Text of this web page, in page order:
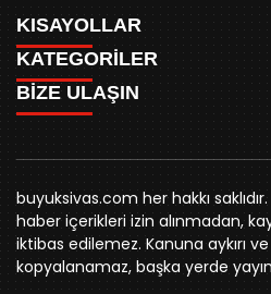
KISAYOLLAR
ANASAYFA
AKSU CANLI
MEYDAN CANLI
MEDRESELER CANLI
MERAKÜM CANLI
YUKARI TEKKE CANLI
KURUMSAL KİMLİK
REKLAM FİYATLARI
BİZE ULAŞIN
KÜNYE
KATEGORİLER
WHATSAPP
SPOR
SİYASET
BELEDİYE
SİVAS VALİLİĞİ
ÜNİVERSİTE
KURUMLAR
STK
BİZE ULAŞIN
0346 221 00 60
buyuksivashaber@gmail.com
Örtülüpınar Mah. İnönü
Sivas
buyuksivas.com her hakkı
haber içerikleri izin alınmadan,
iktibas edilemez. Kanuna aykırı
kopyalanamaz, başka yerde